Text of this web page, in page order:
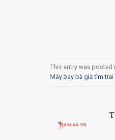
This entry was posted
Máy bay bà già tìm